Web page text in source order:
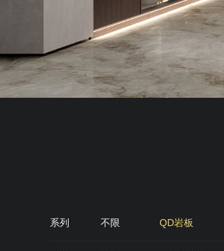
系列 不限 QD岩板